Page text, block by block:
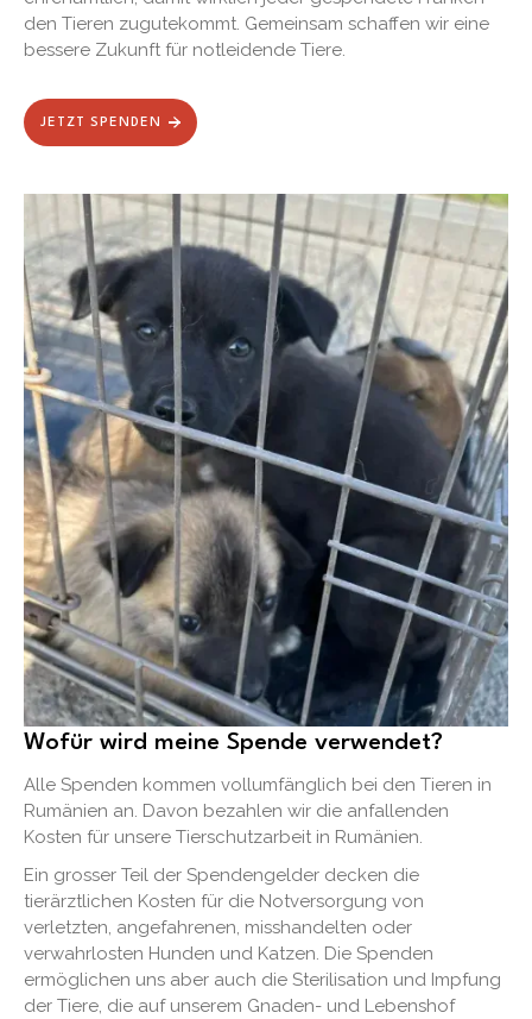
den Tieren zugutekommt. Gemeinsam schaffen wir eine
bessere Zukunft für notleidende Tiere.
JETZT SPENDEN
Wofür wird meine Spende verwendet?
Alle Spenden kommen vollumfänglich bei den Tieren in
Rumänien an. Davon bezahlen wir die anfallenden
Kosten für unsere Tierschutzarbeit in Rumänien.
Ein grosser Teil der Spendengelder decken die
tierärztlichen Kosten für die Notversorgung von
verletzten, angefahrenen, misshandelten oder
verwahrlosten Hunden und Katzen. Die Spenden
ermöglichen uns aber auch die Sterilisation und Impfung
der Tiere, die auf unserem Gnaden- und Lebenshof